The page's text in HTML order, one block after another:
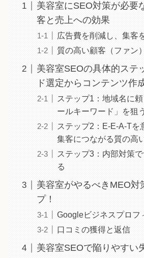
美容室にSEO対策が必要
客と売上への効果
広告費を削減し、集客
質の高い顧客（ファン
美容室SEOの具体的ステ
ド選定からコンテンツ作
ステップ1：地域名に
ールキーワード」を狙う
ステップ2：E-E-A-Tを
集客につながる質の高
ステップ3：内部対策
る
美容室がやるべきMEO対
プ！
Googleビジネスプロフ
口コミの獲得と返信
美容室SEOで陥りやすい